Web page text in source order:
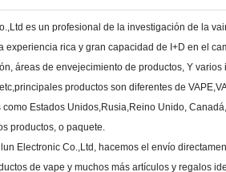
es un profesional de la investigación de la
experiencia rica y gran capacidad de I+D en el
áreas de envejecimiento de productos, Y
productos son diferentes de
Estados Unidos,Rusia,Reino Unido,
productos, o paquete.
Electronic Co.,Ltd, hacemos el envío
de vape y muchos más artículos y regalos